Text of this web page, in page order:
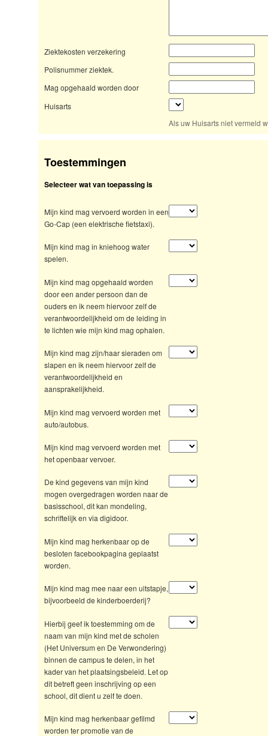
Ziektekosten verzekering
Polisnummer ziektek.
Mag opgehaald worden door
Huisarts
Als uw Huisarts niet vermeld
Toestemmingen
Selecteer wat van toepassing is
Mijn kind mag vervoerd worden in een
Go-Cap (een elektrische fietstaxi).
Mijn kind mag in kniehoog water
spelen.
Mijn kind mag opgehaald worden
door een ander persoon dan de
ouders en ik neem hiervoor zelf de
verantwoordelijkheid om de leiding in
te lichten wie mijn kind mag ophalen.
Mijn kind mag zijn/haar sieraden om
slapen en ik neem hiervoor zelf de
verantwoordelijkheid en
aansprakelijkheid.
Mijn kind mag vervoerd worden met
auto/autobus.
Mijn kind mag vervoerd worden met
het openbaar vervoer.
De kind gegevens van mijn kind
mogen overgedragen worden naar de
basisschool, dit kan mondeling,
schriftelijk en via digidoor.
Mijn kind mag herkenbaar op de
besloten facebookpagina geplaatst
worden.
Mijn kind mag mee naar een uitstapje,
bijvoorbeeld de kinderboerderij?
Hierbij geef ik toestemming om de
naam van mijn kind met de scholen
(Het Universum en De Verwondering)
binnen de campus te delen, in het
kader van het plaatsingsbeleid. Let op
dit betreft geen inschrijving op een
school, dit dient u zelf te doen.
Mijn kind mag herkenbaar gefilmd
worden ter promotie van de